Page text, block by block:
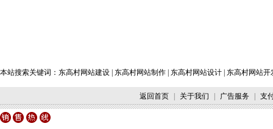
本站搜索关键词： 东高村网站建设 东高村网站制作 东高村网站设计 东高村网站开
返回首页 关于我们 广告服务 支